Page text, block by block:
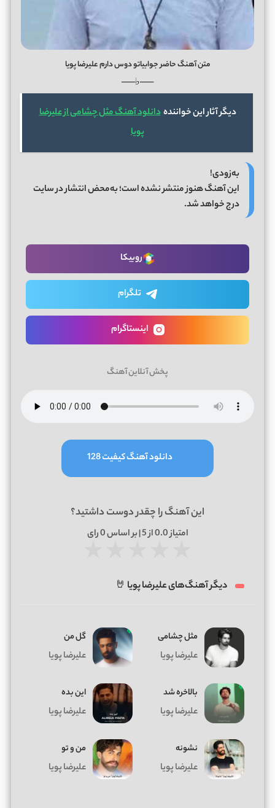
متن آهنگ حاضر جوابیاتو دوس دارم علیرضا پویا
──♭──
دیگر آثار این خوانندهدانلود آهنگ مثل چشامی از علیرضا
پویا
به‌زودی!
این آهنگ هنوز منتشر نشده است؛ به‌محض انتشار در سایت
درج خواهد شد.
روبیکا
تلگرام
اینستاگرام
پخش آنلاین آهنگ
دانلود آهنگ کیفیت 128
این آهنگ را چقدر دوست داشتید؟
امتیاز0.0از 5 | بر اساس 0رای
دیگر آهنگ‌های علیرضا پویا 🤘
مثل چشامی
علیرضا پویا
گل من
علیرضا پویا
بالاخره شد
علیرضا پویا
این بده
علیرضا پویا
نشونه
علیرضا پویا
من و تو
علیرضا پویا